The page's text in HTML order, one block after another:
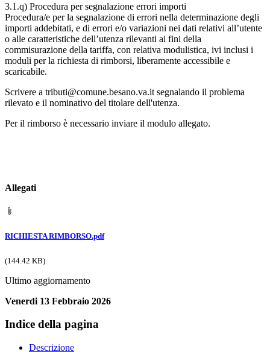
3.1.q) Procedura per segnalazione errori importi
Procedura/e per la segnalazione di errori nella determinazione degli
importi addebitati, e di errori e/o variazioni nei dati relativi all’utente
o alle caratteristiche dell’utenza rilevanti ai fini della
commisurazione della tariffa, con relativa modulistica, ivi inclusi i
moduli per la richiesta di rimborsi, liberamente accessibile e
scaricabile.
Scrivere a tributi@comune.besano.va.it segnalando il problema
rilevato e il nominativo del titolare dell'utenza.
Per il rimborso è necessario inviare il modulo allegato.
Allegati
RICHIESTA RIMBORSO.pdf
(144.42 KB)
Ultimo aggiornamento
Venerdi 13 Febbraio 2026
Indice della pagina
Descrizione